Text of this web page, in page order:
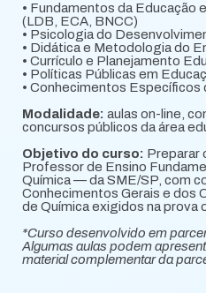
• Fundamentos da Educação
(LDB, ECA, BNCC)
• Psicologia do
• Didática e Metodologia do
• Currículo e Planejamento
• Políticas Públicas em
• Conhecimentos Específicos
Modalidade: aulas on-line,
concursos públicos da área
Objetivo do curso: Preparar
Professor de Ensino
Química — da SME/SP, com
Conhecimentos Gerais e dos
de Química exigidos na prova
*Curso desenvolvido em
Algumas aulas podem
material complementar da